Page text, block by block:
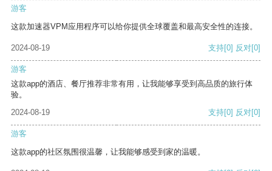
游客
这款加速器VPM应用程序可以给你提供全球覆盖和最高安全性的连接。
2024-08-19 支持[0] 反对[0]
游客
这款app的酒店、餐厅推荐非常有用，让我能够享受到高品质的旅行体
验。
2024-08-19
支持[0] 反对[0]
游客
这款app的社区氛围很温馨，让我能够感受到家的温暖。